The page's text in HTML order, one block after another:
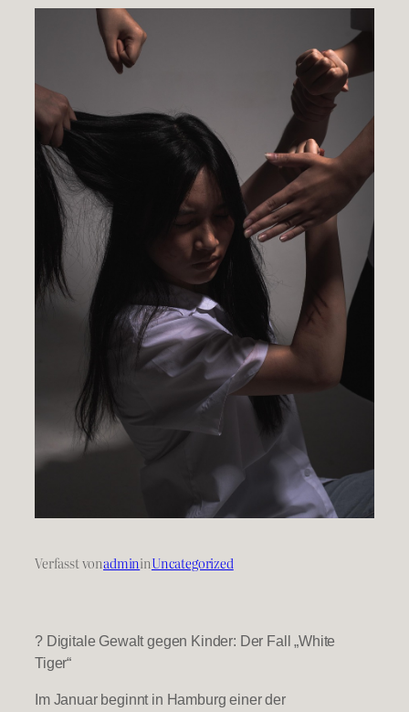
Verfasst vonadmininUncategorized
? Digitale Gewalt gegen Kinder: Der Fall „White
Tiger“
Im Januar beginnt in Hamburg einer der